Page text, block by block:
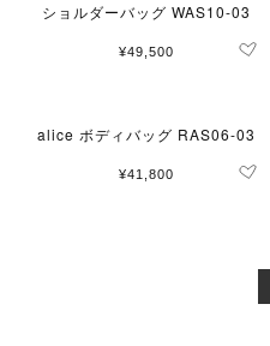
ショルダーバッグ WAS10-03
¥49,500
alice ボディバッグ RAS06-03
¥41,800